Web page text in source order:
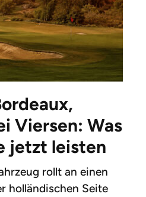
Viersen: Was
jetzt leisten
rollt an einen
holländischen Seite